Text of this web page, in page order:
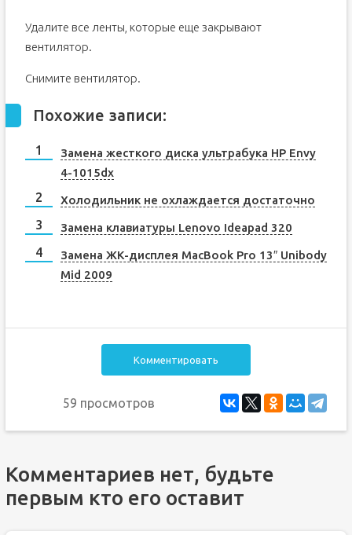
Удалите все ленты, которые еще закрывают
вентилятор.
Снимите вентилятор.
Похожие записи:
Замена жесткого диска ультрабука HP Envy
4-1015dx
Холодильник не охлаждается достаточно
Замена клавиатуры Lenovo Ideapad 320
Замена ЖК-дисплея MacBook Pro 13″ Unibody
Mid 2009
Комментировать
59 просмотров
Комментариев нет, будьте
первым кто его оставит